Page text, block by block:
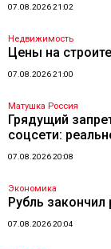
07.08.2026 21:02
Недвижимость
Цены на
07.08.2026 21:00
Матушка Россия
Грядущий
соцсети:
07.08.2026 20:08
Экономика
Рубль
07.08.2026 20:04